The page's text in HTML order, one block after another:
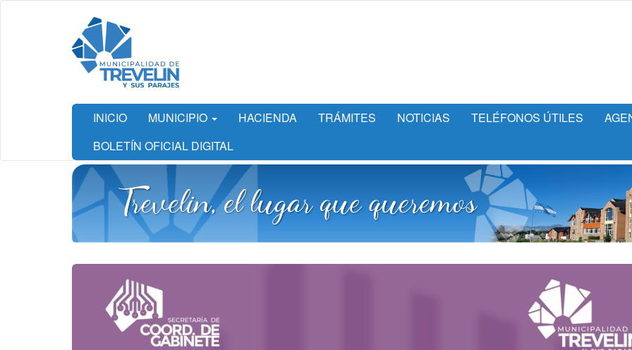
INICIO MUNICIPIO HACIENDA TRÁMITES NOTICIAS TELÉFONOS ÚTILES
BOLETÍN OFICIAL DIGITAL